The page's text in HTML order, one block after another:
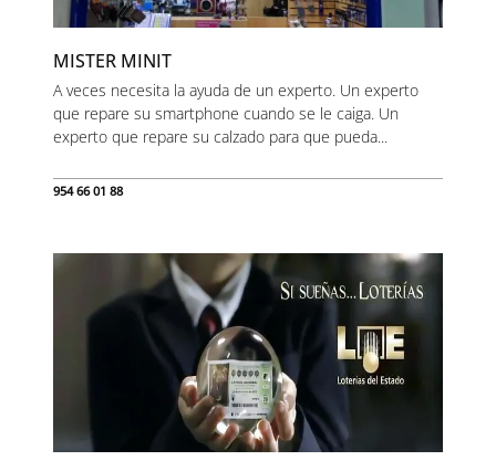
MISTER MINIT
A veces necesita la ayuda de un experto. Un experto
que repare su smartphone cuando se le caiga. Un
experto que repare su calzado para que pueda...
954 66 01 88